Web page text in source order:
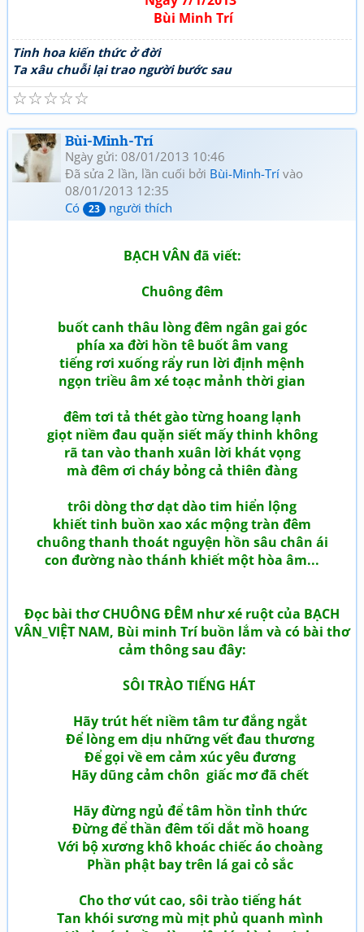
Bùi Minh Trí
Tinh hoa kiến thức ở đời
Ta xâu chuỗi lại trao người bước sau
☆
☆
☆
☆
☆
Bùi-Minh-Trí
Ngày gửi: 08/01/2013 10:46
Đã sửa 2 lần, lần cuối bởi Bùi-Minh-Trí vào
08/01/2013 12:35
Có
23 người thích
BẠCH VÂN đã viết:
Chuông đêm
buốt canh thâu lòng đêm ngân gai góc
phía xa đời hồn tê buốt âm vang
tiếng rơi xuống rẩy run lời định mệnh
ngọn triều âm xé toạc mảnh thời gian
đêm tơi tả thét gào từng hoang lạnh
giọt niềm đau quặn siết mấy thinh không
rã tan vào thanh xuân lời khát vọng
mà đêm ơi cháy bỏng cả thiên đàng
trôi dòng thơ dạt dào tim hiển lộng
khiết tinh buồn xao xác mộng tràn đêm
chuông thanh thoát nguyện hồn sâu chân ái
con đường nào thánh khiết một hòa âm...
Đọc bài thơ CHUÔNG ĐÊM như xé ruột của BẠCH
VÂN_VIỆT NAM, Bùi minh Trí buồn lắm và có bài thơ
cảm thông sau đây:
SÔI TRÀO TIẾNG HÁT
Hãy trút hết niềm tâm tư đắng ngắt
Để lòng em dịu những vết đau thương
Để gọi về em cảm xúc yêu đương
Hãy dũng cảm chôn giấc mơ đã chết
Hãy đừng ngủ để tâm hồn tỉnh thức
Đừng để thần đêm tối dắt mồ hoang
Với bộ xương khô khoác chiếc áo choàng
Phần phật bay trên lá gai cỏ sắc
Cho thơ vút cao, sôi trào tiếng hát
Tan khói sương mù mịt phủ quanh mình